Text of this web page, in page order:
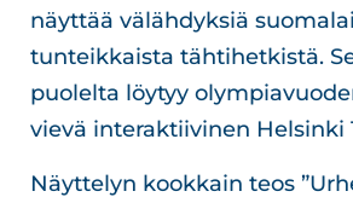
näyttää välähdyksiä
tunteikkaista tähtihetkistä.
puolelta löytyy
vievä interaktiivinen Helsinki
Näyttelyn kookkain teos